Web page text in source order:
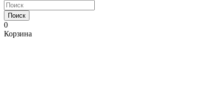
Поиск
0
Корзина